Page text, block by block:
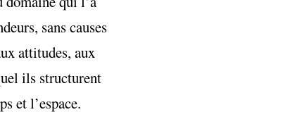
sans causes
attitudes, aux
ils structurent
et l’espace.